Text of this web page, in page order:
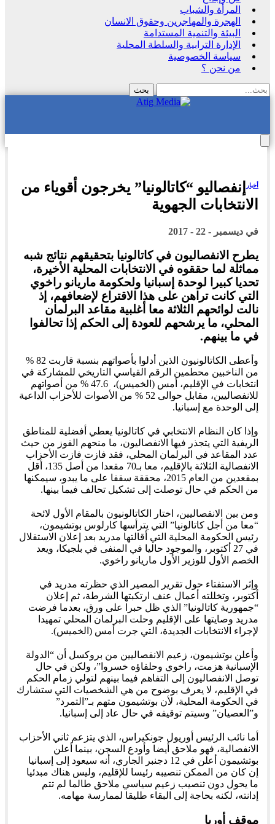
المرأة والشباب
الهجرة والمهاجرين وحقوق الانسان
البيئة والتنمية المستدامة
الإدارة الترابية والسلطة المحلية
سياسة الخصوصية
من نحن ؟
أخبار إنفصاليو “كاتالونيا” يخرجون أقوياء من
الانتخابات الجهوية
في ديسمبر - 22 - 2017
يطرح الانفصاليون في كاتالونيا بتحقيقهم نتائج شبه
مماثلة لما حققوه في الانتخابات المحلية الأخيرة،
تحديا كبيرا لوحدة إسبانيا ولحكومة ماريانو راخوي
التي كانت تراهن على هذا الاقتراع لإضعافهم، إذ
نالت لوائحهم الثلاثة معا أغلبية مقاعد البرلمان
المحلي، ما يرشحهم للعودة إلى الحكم إذا تحالفوا
في ما بينهم.
وأعطى الكاتالونيون الذين أدلوا بأصواتهم بنسبة قاربت 82 %
من الناخبين محطمين الرقم القياسي التاريخي للمشاركة في
انتخابات في الإقليم، أمس (الخميس)، 47.6 % من أصواتهم
للانفصاليين، مقابل حوالى 52 % من الأصوات للأحزاب الداعية
إلى الوحدة مع إسبانيا.
وإذا كان النظام الانتخابي في كاتالونيا يعطي أفضلية للمناطق
الريفية التي يتجذر فيها الانفصاليون، ما منحهم الفوز من حيث
عدد المقاعد في البرلمان المحلي، فقد فازت فازت الأحزاب
الانفصالية الثلاثة بالإقليم، معا بـ70 مقعدا من أصل 135، أقل
بمقعدين من العام 2015، محققة سقفا على ما يبدو، سيمكنها
من الحكم في حال توصلت إلى تشكيل تحالف فيما بينها.
ومن بين الانفصاليين، اختار الكاتالونيون بالمقام الأول لائحة
“معا من أجل كاتالونيا” التي يترأسها كارلوس بوتشيمون،
رئيس الحكومة المحلية التي أقالتها مدريد بعد إعلان الاستقلال
في 27 أكتوبر، والموجود حاليا في المنفى في بلجيكا، ويعد
الخصم الأول للوزير الأول ماريانو راخوي.
وإثر الاستفتاء حول تقرير المصير الذي حظرته مدريد في
أكتوبر، وتخللته أعمال عنف ارتكبتها الشرطة، ثم إعلان
“جمهورية كاتالونيا” الذي ظل حبرا على ورق، بعدما فرضت
مدريد وصايتها على الإقليم وحلت البرلمان المحلي تمهيدا
لإجراء الانتخابات الجديدة، التي جرت أمس (الخميس).
وأعلن بوتشيمون، زعيم الانفصاليين من بروكسل أن “الدولة
الإسبانية هزمت، راخوي وحلفاؤه خسروا”، ولكن في حال
توصل الانفصاليون إلى التفاهم فيما بينهم لتولي زمام الحكم
في الإقليم، لا يعرف بوضوح من هي الشخصيات التي ستشارك
في الحكومة المحلية، لأن بوتشيمون متهم بـ”التمرد”
و”العصيان” وسيتم توقيفه في حال عاد إلى إسبانيا.
أما نائب الرئيس أوريول جونكيراس، الذي يتزعم ثاني الأحزاب
الانفصالية، فهو ملاحق أيضا وأودع السجن، بينما أعلن
بوتشيمون أعلن في 12 دجنبر الجاري، أنه سيعود إلى إسبانيا
إن كان من الممكن تنصيبه رئيسا للإقليم، وليس هناك مبدئيا
ما يحول دون تنصيب زعيم سياسي ملاحق طالما لم تتم
إدانته، لكنه بحاجة إلى البقاء طليقا لممارسة مهامه.
موقف أوربا